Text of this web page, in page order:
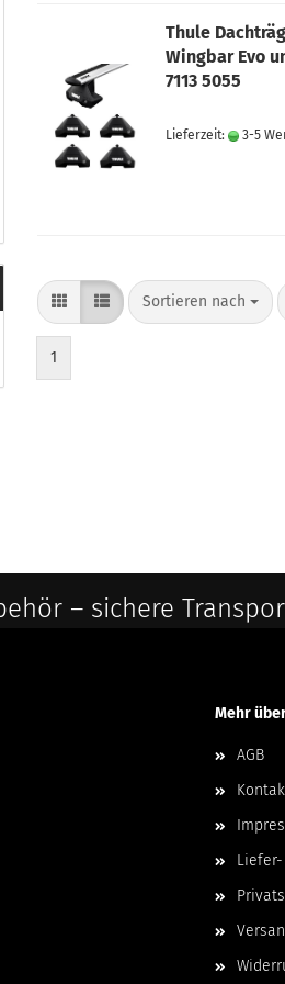
Thule
Wingbar Evo
7113 5055
Lieferzeit: 3-5
Sortieren nach
1
– sichere
Mehr
AGB